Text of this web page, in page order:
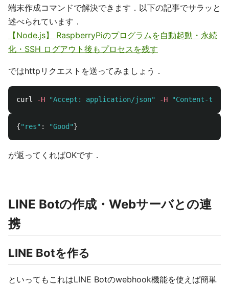
端末作成コマンドで解決できます．以下の記事でサラッと
述べられています．
【Node.js】 RaspberryPiのプログラムを自動起動・永続
化・SSH ログアウト後もプロセスを残す
ではhttpリクエストを送ってみましょう．
curl -H "Accept: application/json" -H "Content-
{" res" : "Good"}
が返ってくればOKです．
LINE Botの作成・Webサーバとの連
携
LINE Botを作る
といってもこれはLINE Botのwebhook機能を使えば簡単